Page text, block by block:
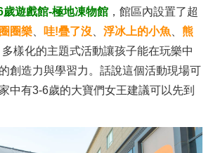
歲遊戲館-極地凍物館 ，館區內設置了超
圈圈樂 哇!疊了沒 浮冰上的小魚
熊
多樣化的主題式活動讓孩子能在玩樂中
創造力與學習力。話說這個活動現場可
中有3-6歲的大寶們女王建議可以先到